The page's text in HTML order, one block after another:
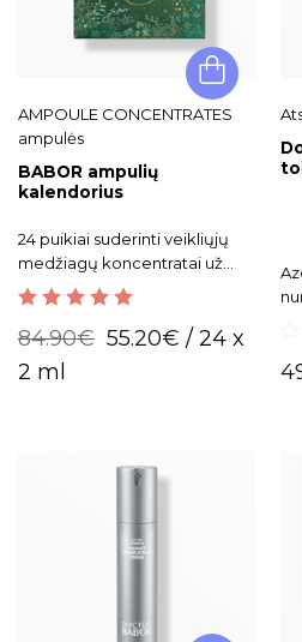
AMPOULE CONCENTRATES
ampulės
BABOR ampulių
kalendorius
24 puikiai suderinti veikliųjų
medžiagų koncentratai už
kiekvienų advento
kalendoriaus durelių.
84.90€ 55.20€ / 24 x
2 ml